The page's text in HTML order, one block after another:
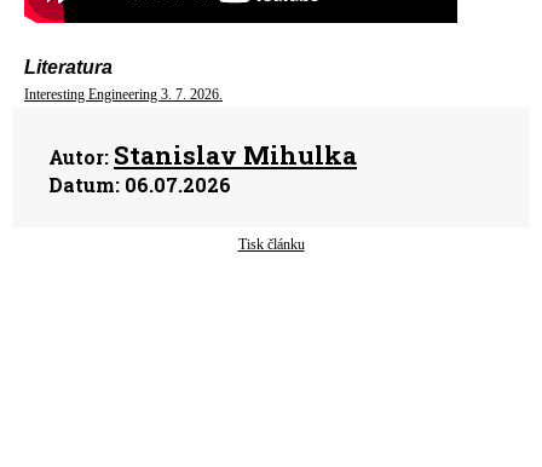
Literatura
Interesting Engineering 3. 7. 2026.
Autor: Stanislav Mihulka
Datum: 06.07.2026
Tisk článku